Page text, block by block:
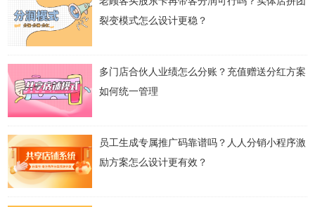
裂变模式怎么设计更稳？
多门店合伙人业绩怎么分账？充值赠送分红方案
如何统一管理
员工生成专属推广码靠谱吗？人人分销小程序激
励方案怎么设计更有效？